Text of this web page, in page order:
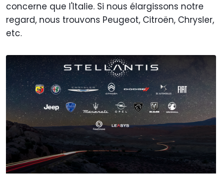
concerne que l'Italie. Si nous élargissons notre
regard, nous trouvons Peugeot, Citroën, Chrysler,
etc.